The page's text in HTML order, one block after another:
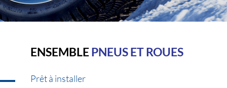
ENSEMBLEPNEUS ET ROUES
Prêt à installer